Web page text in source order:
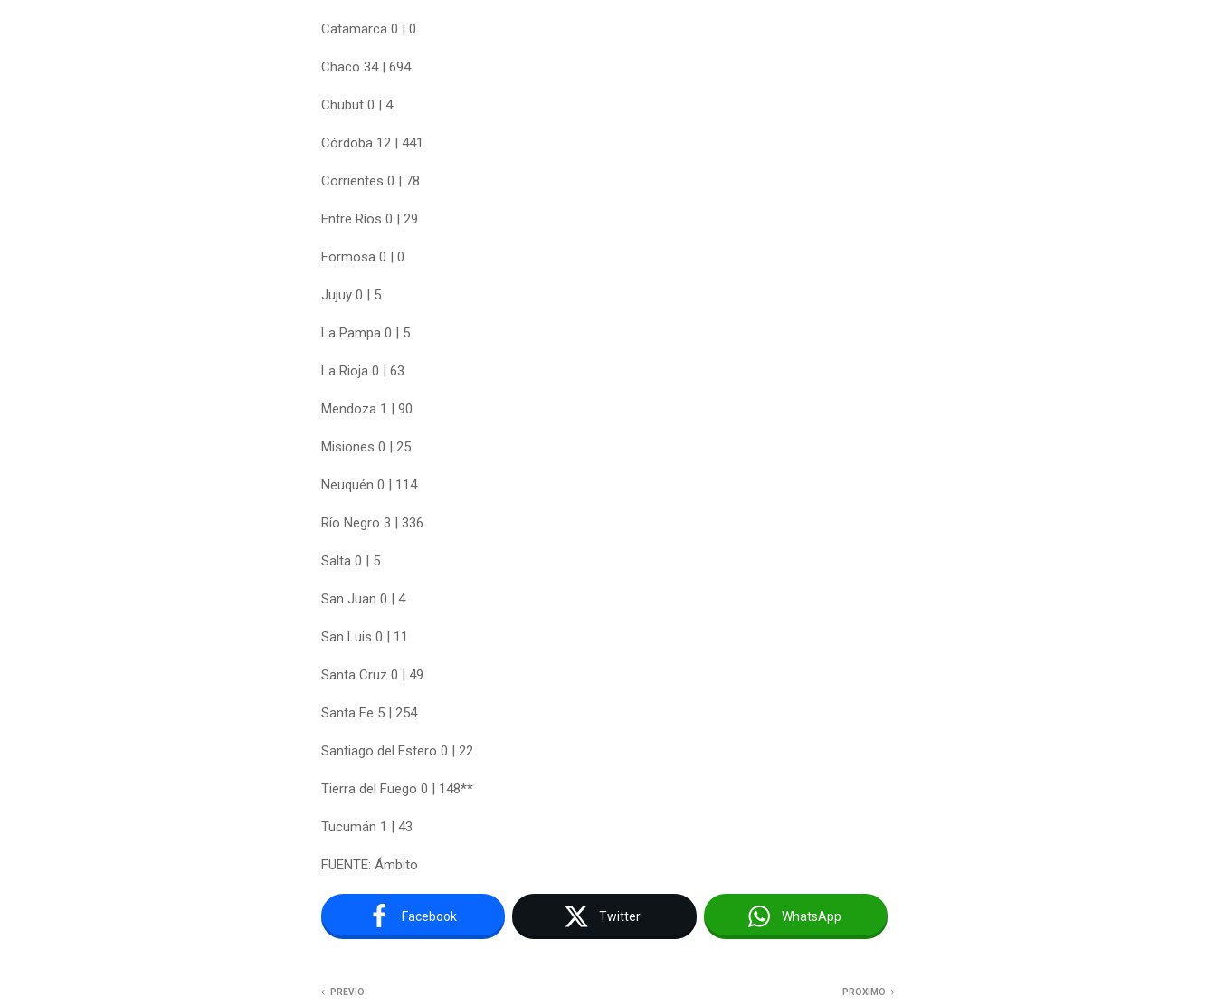
Catamarca 0 | 0
Chaco 34 | 694
Chubut 0 | 4
Córdoba 12 | 441
Corrientes 0 | 78
Entre Ríos 0 | 29
Formosa 0 | 0
Jujuy 0 | 5
La Pampa 0 | 5
La Rioja 0 | 63
Mendoza 1 | 90
Misiones 0 | 25
Neuquén 0 | 114
Río Negro 3 | 336
Salta 0 | 5
San Juan 0 | 4
San Luis 0 | 11
Santa Cruz 0 | 49
Santa Fe 5 | 254
Santiago del Estero 0 | 22
Tierra del Fuego 0 | 148**
Tucumán 1 | 43
FUENTE: Ámbito
Facebook Twitter WhatsApp
PREVIO PROXIMO